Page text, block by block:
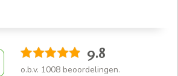
9.8
o.b.v. 1008 beoordelingen.